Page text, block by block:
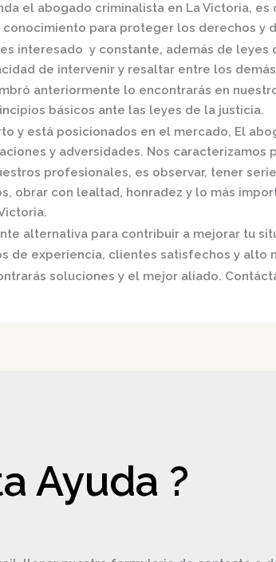
el abogado criminalista en La Victoria, es
para proteger los derechos y
interesado y constante, además de
de intervenir y resaltar entre los
anteriormente lo encontrarás en
básicos ante las leyes de la justicia.
y está posicionados en el mercado, El
y adversidades. Nos
profesionales, es observar, tener
obrar con lealtad, honradez y lo más
alternativa para contribuir a mejorar tu
de experiencia, clientes satisfechos y alto
soluciones y el mejor aliado.
Ayuda ?